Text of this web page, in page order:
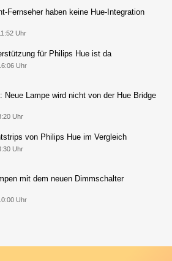
Fernseher haben keine Hue-Integration
Uhr
für Philips Hue ist da
Uhr
Neue Lampe wird nicht von der Hue Bridge
Uhr
von Philips Hue im Vergleich
Uhr
mit dem neuen Dimmschalter
Uhr